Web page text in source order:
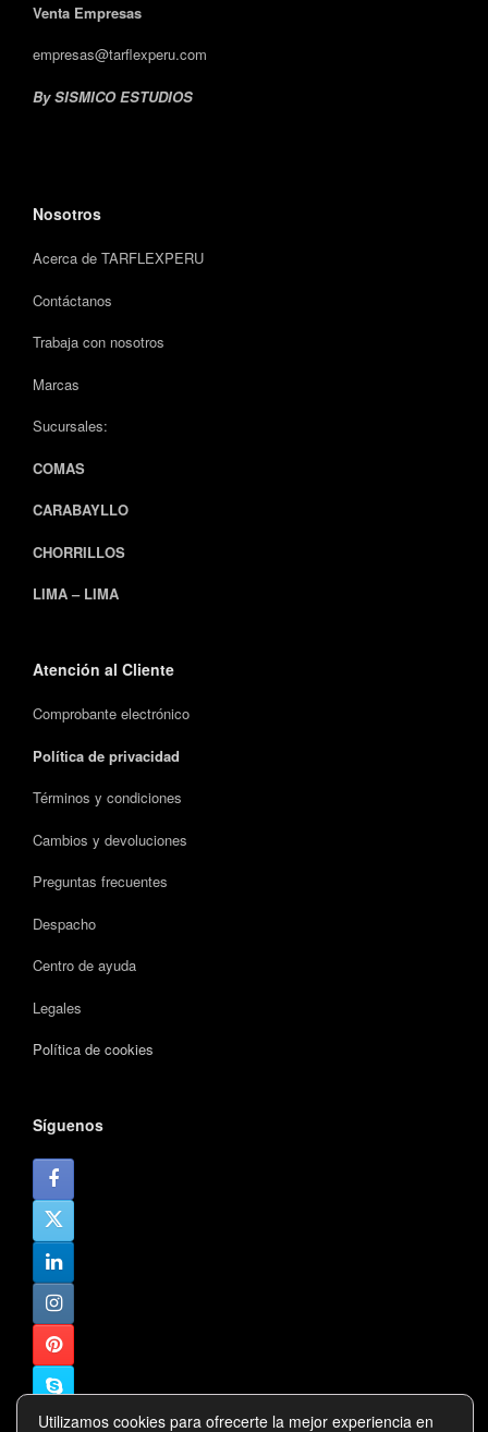
Venta Empresas
empresas@tarflexperu.com
By SISMICO ESTUDIOS
Nosotros
Acerca de TARFLEXPERU
Contáctanos
Trabaja con nosotros
Marcas
Sucursales:
COMAS
CARABAYLLO
CHORRILLOS
LIMA – LIMA
Atención al Cliente
Comprobante electrónico
Política de privacidad
Términos y condiciones
Cambios y devoluciones
Preguntas frecuentes
Despacho
Centro de ayuda
Legales
Política de cookies
Síguenos
Utilizamos cookies para ofrecerte la mejor experiencia en